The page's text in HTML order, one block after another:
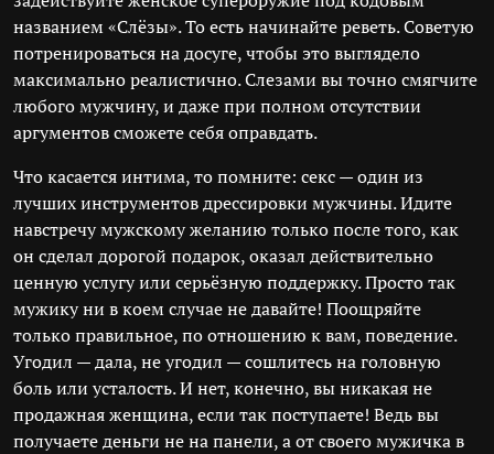
названием «Слёзы». То есть начинайте реветь. Советую
потренироваться на досуге, чтобы это выглядело
максимально реалистично. Слезами вы точно смягчите
любого мужчину, и даже при полном отсутствии
аргументов сможете себя оправдать.
Что касается интима, то помните: секс — один из
лучших инструментов дрессировки мужчины. Идите
навстречу мужскому желанию только после того, как
он сделал дорогой подарок, оказал действительно
ценную услугу или серьёзную поддержку. Просто так
мужику ни в коем случае не давайте! Поощряйте
только правильное, по отношению к вам, поведение.
Угодил — дала, не угодил — сошлитесь на головную
боль или усталость. И нет, конечно, вы никакая не
продажная женщина, если так поступаете! Ведь вы
получаете деньги не на панели, а от своего мужичка в